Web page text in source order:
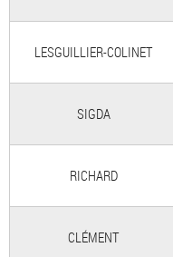
LESGUILLIER-COLINET
SIGDA
RICHARD
CLÉMENT